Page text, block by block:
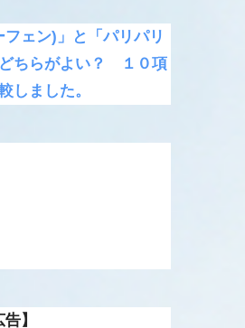
フェン)」と「パリパリ
ちらがよい？ １０項
しました。
告】